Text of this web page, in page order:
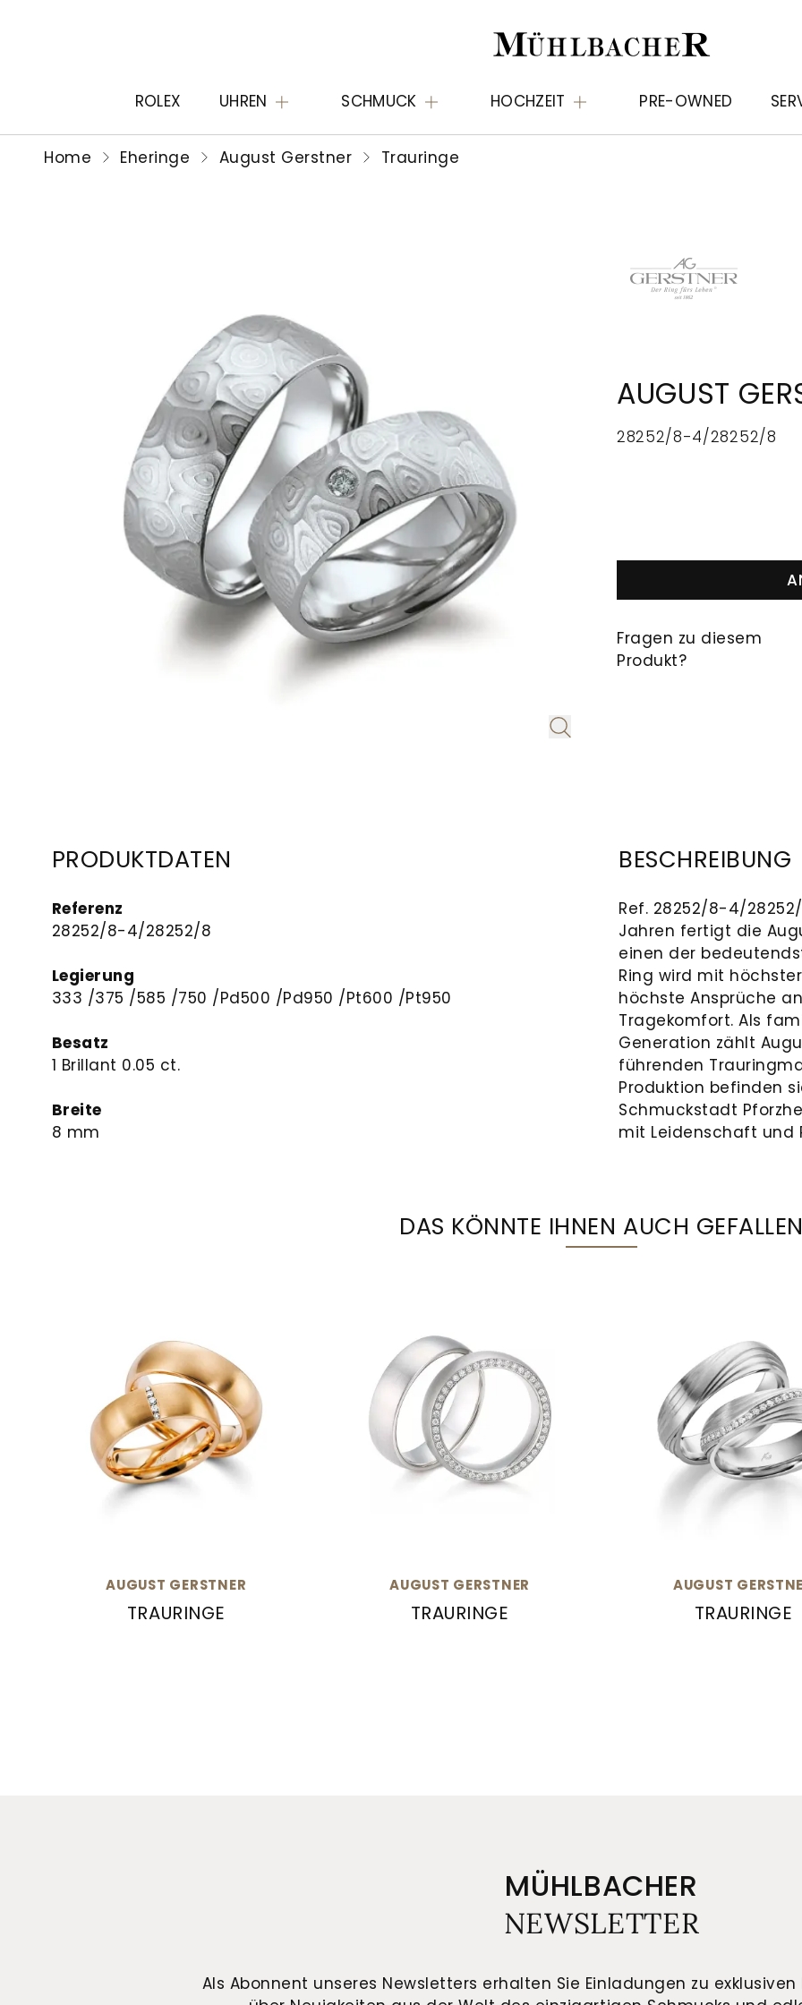
ROLEX UHREN SCHMUCK HOCHZEIT PRE-OWNED
Home Eheringe August Gerstner Trauringe
AUGUST
28252/8-4/28252/8
Fragen zu diesem
Produkt?
PRODUKTDATEN
Referenz
28252/8-4/28252/8
Legierung
333 /375 /585 /750 /Pd500 /Pd950 /Pt600 /Pt950
Besatz
1 Brillant 0.05 ct.
Breite
8 mm
BESCHREIBUNG
Ref. 28252/8-4/
Jahren fertigt die
einen der
Ring wird mit
höchste Ansprüche
Tragekomfort. Als
Generation zählt
führenden
Produktion befinden
Schmuckstadt
mit Leidenschaft und
DAS KÖNNTE IHNEN AUCH GEFALLEN
AUGUST GERSTNER
TRAURINGE
AUGUST GERSTNER
TRAURINGE
AUGUST
TRAURINGE
August Gerstner
MÜHLBACHER
NEWSLETTER
Als Abonnent unseres Newsletters erhalten Sie Einladungen zu